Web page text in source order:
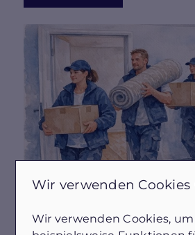
24.07.2026
Sperrmüll oder
Wir verwenden Cookies
Wir verwenden Cookies, um